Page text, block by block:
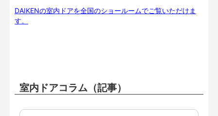
DAIKENの室内ドアを全国のショールームでご覧いただけま
す。
室内ドアコラム（記事）